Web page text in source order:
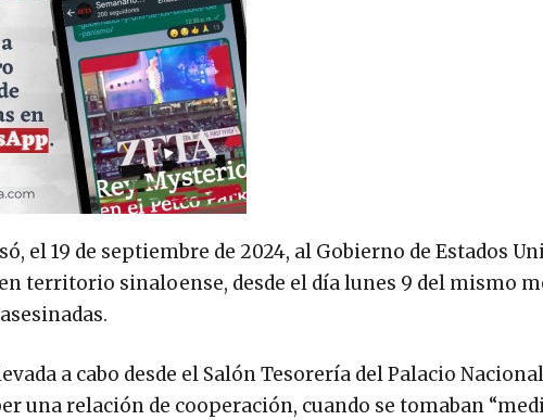
el 19 de septiembre de 2024, al Gobierno de Estados
territorio sinaloense, desde el día lunes 9 del mismo
a cabo desde el Salón Tesorería del Palacio
una relación de cooperación, cuando se tomaban